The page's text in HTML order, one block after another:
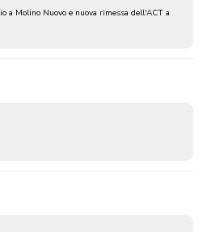
a Molino Nuovo e nuova rimessa dell'ACT a